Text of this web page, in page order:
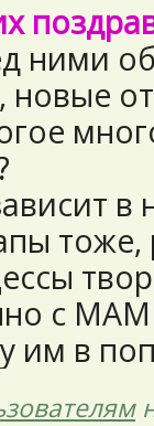
ними
новые
тоже,
с
им в